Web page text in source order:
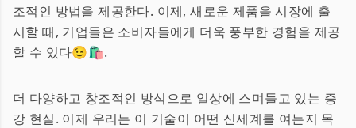
조적인 방법을 제공한다. 이제, 새로운 제품을 시장에 출
시할 때, 기업들은 소비자들에게 더욱 풍부한 경험을 제공
할 수 있다😉🛍.
더 다양하고 창조적인 방식으로 일상에 스며들고 있는 증
강 현실. 이제 우리는 이 기술이 어떤 신세계를 여는지 목